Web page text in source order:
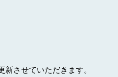
させていただきます。